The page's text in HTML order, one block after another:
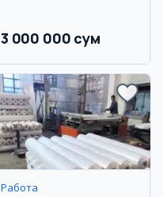
3 000 000 сум
Работа